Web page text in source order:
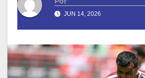
JUN 14, 2026